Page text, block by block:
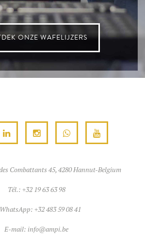
ONZE WAFELIJZERS
Combattants 45, 4280 Hannut-Belgium
Tél.: +32 19 63 63 98
+32 483 59 08 41
E-mail: info@ampi.be